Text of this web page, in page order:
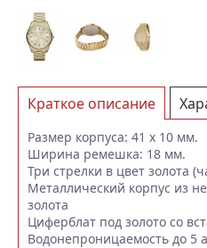
Краткое описание
Размер корпуса: 41 x 10 мм.
Ширина ремешка: 18 мм.
Три стрелки в цвет золота
Металлический корпус из
золота
Циферблат под золото со
Водонепроницаемость до 5
Отзывы (0)